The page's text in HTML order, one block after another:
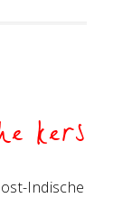
kers
Indische